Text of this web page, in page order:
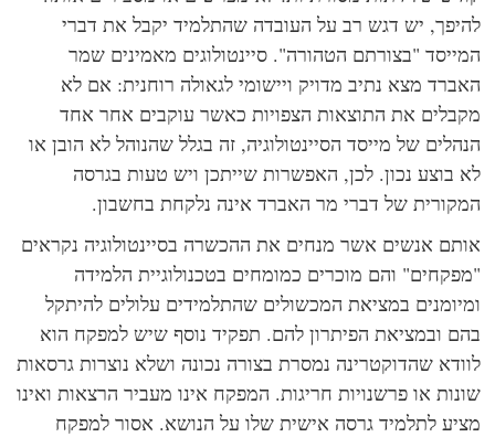
יש דגש רב על העובדה שהתלמיד יקבל את דברי
"בצורתם הטהורה". סיינטולוגים מאמינים שמר
מצא נתיב מדויק ויישומי לגאולה רוחנית: אם לא
את התוצאות הצפויות כאשר עוקבים אחר אחד
של מייסד הסיינטולוגיה, זה בגלל שהנוהל לא הובן או
בוצע נכון. לכן, האפשרות שייתכן ויש טעות בגרסה
של דברי מר האברד אינה נלקחת בחשבון.
אנשים אשר מנחים את ההכשרה בסיינטולוגיה נקראים
והם מוכרים כמומחים בטכנולוגיית הלמידה
במציאת המכשולים שהתלמידים עלולים להיתקל
ובמציאת הפיתרון להם. תפקיד נוסף שיש למפקח הוא
שהדוקטרינה נמסרת בצורה נכונה ושלא נוצרות גרסאות
או פרשנויות חריגות. המפקח אינו מעביר הרצאות ואינו
לתלמיד גרסה אישית שלו על הנושא. אסור למפקח